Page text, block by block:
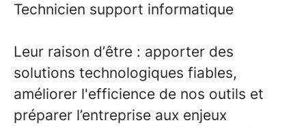
Technicien support informatique
Leur raison d’être : apporter des
solutions technologiques fiables,
améliorer l'efficience de nos outils et
préparer l’entreprise aux enjeux